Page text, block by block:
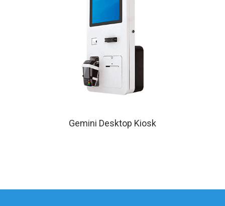
Gemini Desktop Kiosk